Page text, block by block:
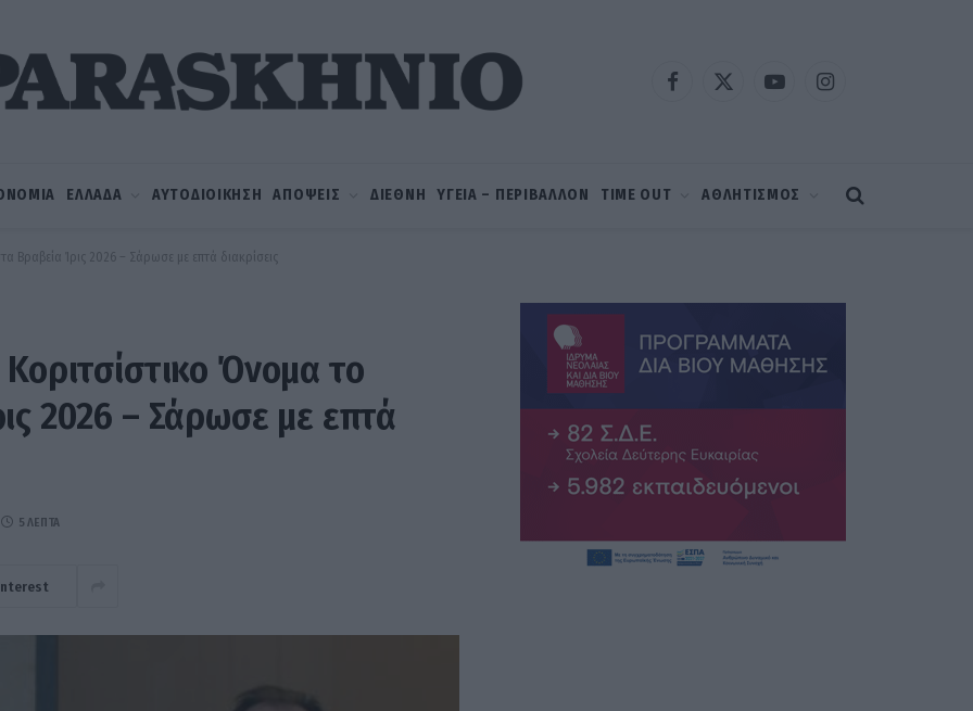
Facebook
X
YouTubeInstagram
ΕΛΛΑΔΑ ΑΥΤΟΔΙΟΙΚΗΣΗ ΑΠΟΨΕΙΣ ΔΙΕΘΝΗ ΥΓΕΙΑ – ΠΕΡΙΒΑΛΛΟΝ TIME OUT ΑΘΛΗΤΙΣΜΟΣ
Βραβεία Ίρις 2026 – Σάρωσε με επτά διακρίσεις
Όνομα το
2026 – Σάρωσε με επτά
5 ΛΕΠΤΆ